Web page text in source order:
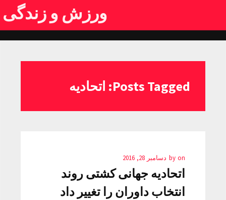
ورزش و زندگی
Posts Tagged: اتحادیه
by on دسامبر 28, 2016
اتحادیه جهانی کشتی روند
انتخاب داوران را تغییر داد